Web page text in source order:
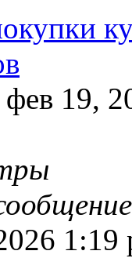
19,
1:19